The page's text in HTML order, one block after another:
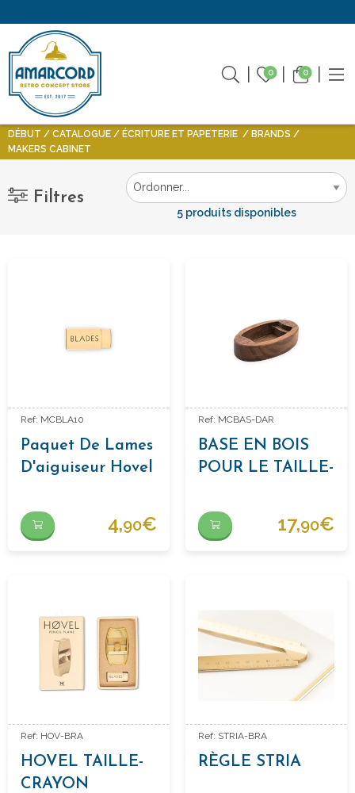
0 0
DÉBUT CATALOGUE ÉCRITURE ET PAPETERIE
BRANDS
MAKERS CABINET
Filtres
5 produits disponibles
Ref: MCBLA10
Paquet De Lames
D'aiguiseur Hovel
4,90€
Ref: MCBAS-DAR
BASE EN BOIS
POUR LE TAILLE-
HOLVER
17,90€
Ref: HOV-BRA
HOVEL TAILLE-
CRAYON
Ref: STRIA-BRA
RÈGLE STRIA